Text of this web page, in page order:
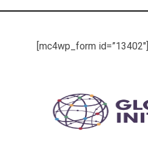
[mc4wp_form id=”13402″]